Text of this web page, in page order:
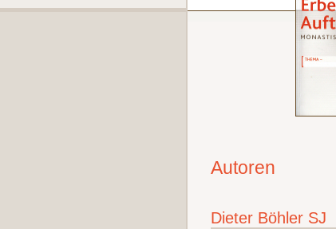
Autoren
Dieter Böhler SJ